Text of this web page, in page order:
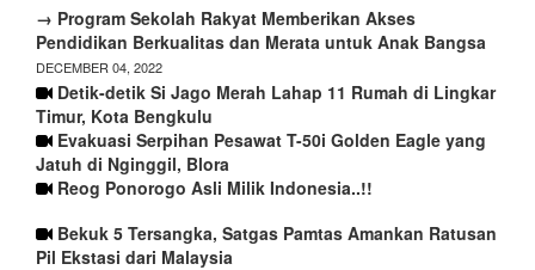
→ Program Sekolah Rakyat Memberikan Akses
Pendidikan Berkualitas dan Merata untuk Anak Bangsa
DECEMBER 04, 2022
Detik-detik Si Jago Merah Lahap 11 Rumah di Lingkar
Timur, Kota Bengkulu
Evakuasi Serpihan Pesawat T-50i Golden Eagle yang
Jatuh di Nginggil, Blora
Reog Ponorogo Asli Milik Indonesia..!!
Bekuk 5 Tersangka, Satgas Pamtas Amankan Ratusan
Pil Ekstasi dari Malaysia